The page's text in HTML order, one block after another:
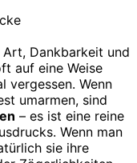
Dankbarkeit und
auf eine Weise
vergessen. Wenn
umarmen, sind
– es ist eine reine
Wenn man
sie ihre